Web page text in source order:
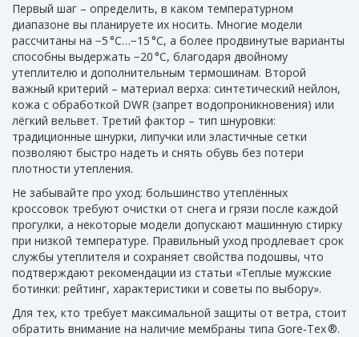
Первый шаг – определить, в каком температурном
диапазоне вы планируете их носить. Многие модели
рассчитаны на −5 °C…−15 °C, а более продвинутые варианты
способны выдержать −20 °C, благодаря двойному
утеплителю и дополнительным термошинам. Второй
важный критерий – материал верха: синтетический нейлон,
кожа с обработкой DWR (запрет водопроникновения) или
лёгкий вельвет. Третий фактор – тип шнуровки:
традиционные шнурки, липучки или эластичные сетки
позволяют быстро надеть и снять обувь без потери
плотности утепления.
Не забывайте про уход: большинство утеплённых
кроссовок требуют очистки от снега и грязи после каждой
прогулки, а некоторые модели допускают машинную стирку
при низкой температуре. Правильный уход продлевает срок
службы утеплителя и сохраняет свойства подошвы, что
подтверждают рекомендации из статьи «Теплые мужские
ботинки: рейтинг, характеристики и советы по выбору».
Для тех, кто требует максимальной защиты от ветра, стоит
обратить внимание на наличие мембраны типа Gore‑Tex ®.